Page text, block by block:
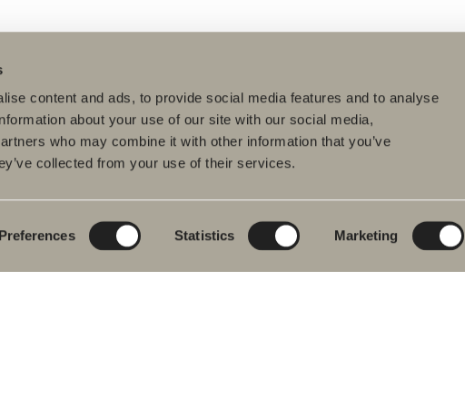
content and ads, to provide social media features and to analyse
about your use of our site with our social media,
who may combine it with other information that you’ve
collected from your use of their services.
Preferences Statistics Marketing
&
Serier
Poem Soft
Nyheter till
badrummet
Möbelserier
Granitkeramik
Ritverktyg
Ditt badrum digitalt
Rita i 3D
Skapa badrummet
Planet
Product
People